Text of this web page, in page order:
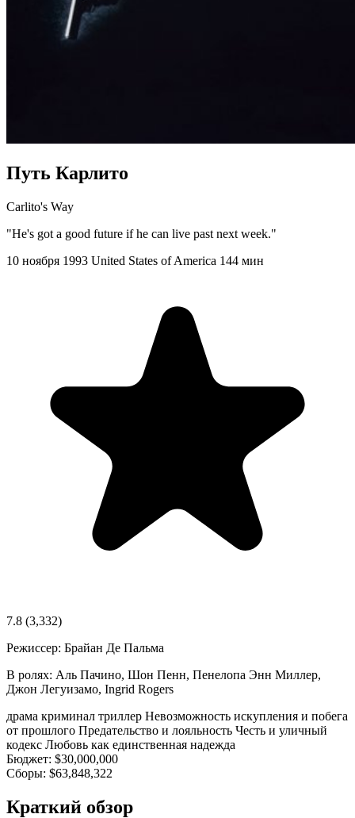
Путь Карлито
Carlito's Way
"He's got a good future if he can live past next week."
10 ноября 1993 United States of America 144 мин
7.8 (3,332)
Режиссер: Брайан Де Пальма
В ролях: Аль Пачино, Шон Пенн, Пенелопа Энн Миллер,
Джон Легуизамо, Ingrid Rogers
драма криминал триллер Невозможность искупления и побега
от прошлого Предательство и лояльность Честь и уличный
кодекс Любовь как единственная надежда
Бюджет: $30,000,000
Сборы: $63,848,322
Краткий обзор